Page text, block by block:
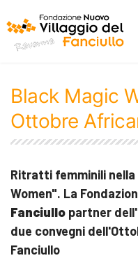
Black Magic
Ottobre
Ritratti femminili
Women". La
Fanciullo partner
due convegni
Fanciullo